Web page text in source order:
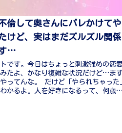
倫して奥さんにバレかけてや
けど、実はまだズルズル関係
…
です。今日はちょっと刺激強めの恋
たよ、かなり複雑な状況だけど…ま
ってんな。 だけど「やられちゃった
かるよ。人を好きになるって、何歳だ